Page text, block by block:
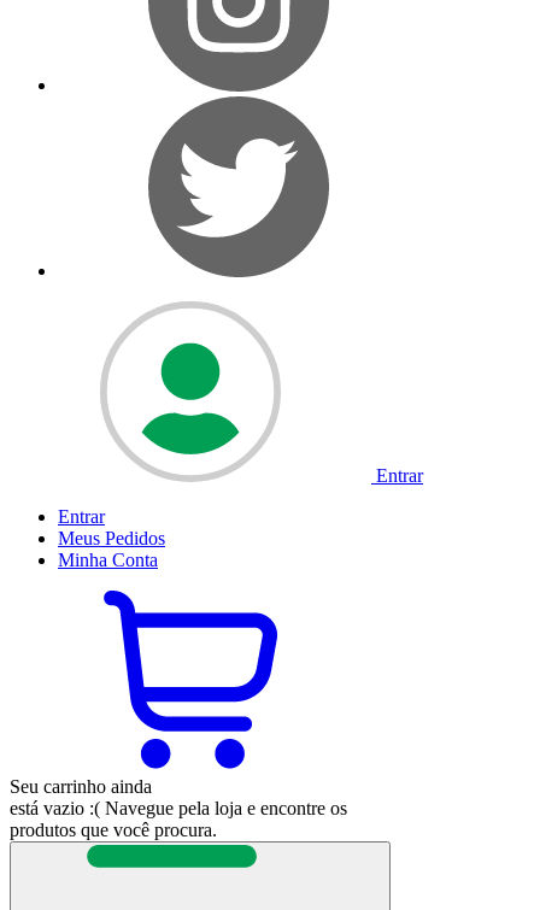
Entrar
Entrar
Meus Pedidos
Minha Conta
Seu carrinho ainda
está vazio :( Navegue pela loja e encontre os
produtos que você procura.